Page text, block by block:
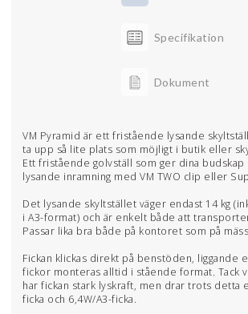
Specifikation
Dokument
VM Pyramid är ett fristående lysande
ta upp så lite plats som möjligt i butik eller
Ett fristående golvställ som ger dina
lysande inramning med VM TWO clip eller
Det lysande skyltstället väger endast 14 kg
i A3-format) och är enkelt både att
Passar lika bra både på kontoret som på
Fickan klickas direkt på benstöden, liggande
fickor monteras alltid i stående format. Tack
har fickan stark lyskraft, men drar trots detta
ficka och 6,4W/A3-ficka.